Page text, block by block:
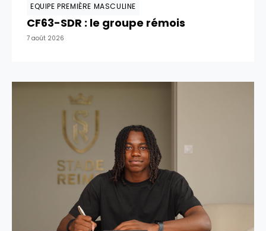
EQUIPE PREMIÈRE MASCULINE
CF63-SDR : le groupe rémois
7 août 2026